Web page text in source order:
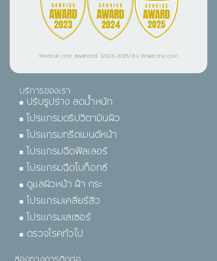
บริการของเรา
ปรับรูปร่าง ลดน้ำหนัก
โปรแกรมดริปวิตามินผิว
โปรแกรมทรีตเมนต์หน้า
โปรแกรมฉีดฟิลเลอร์
โปรแกรมฉีดโบท็อกซ์
ดูแลผิวหน้า ฝ้า กระ
โปรแกรมเคลียร์สิว
โปรแกรมเลเซอร์
ตรวจโรคทั่วไป
Medical clinic awarded (2023–2025) by Whatclinic.com